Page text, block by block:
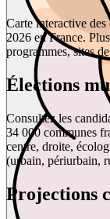
Carte interactive
2026 en France.
programmes, sites
Élections
Consultez les
34 000 communes
centre, droite,
(urbain, périurbain,
Projections